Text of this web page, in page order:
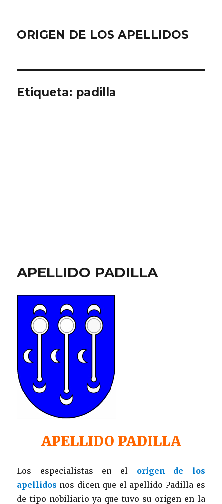
ORIGEN DE LOS APELLIDOS
Etiqueta: padilla
APELLIDO PADILLA
APELLIDO PADILLA
Los especialistas en el origen de los
apellidos nos dicen que el apellido Padilla es
de tipo nobiliario ya que tuvo su origen en la